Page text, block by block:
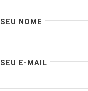
SEU NOME
SEU E-MAIL